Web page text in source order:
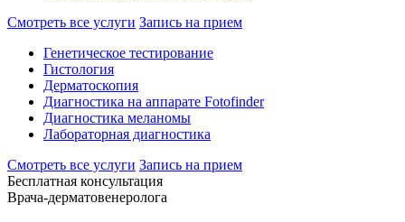
Смотреть все услуги Запись на прием
Генетическое тестирование
Гистология
Дерматоскопия
Диагностика на аппарате Fotofinder
Диагностика меланомы
Лабораторная диагностика
Смотреть все услуги Запись на прием
Бесплатная консультация
Врача-дерматовенеролога